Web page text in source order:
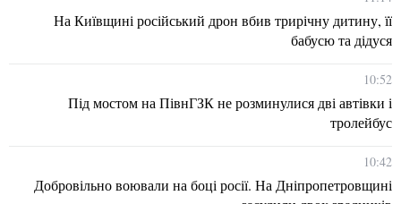
На Київщині російський дрон вбив трирічну дитину, її
бабусю та дідуся
10:52
Під мостом на ПівнГЗК не розминулися дві автівки і
тролейбус
10:42
Добровільно воювали на боці росії. На Дніпропетровщині